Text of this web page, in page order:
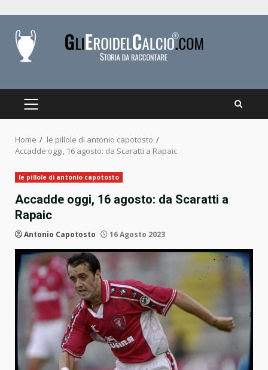
content
PRIMARY
Home
le pillole di antonio capotosto
Accadde oggi, 16 agosto: da Scaratti a Rapaic
le pillole di antonio capotosto
Accadde oggi, 16 agosto: da Scaratti a
Rapaic
Antonio Capotosto 16 Agosto 2023